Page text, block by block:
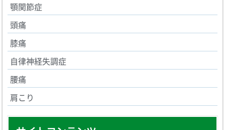
顎関節症
頭痛
膝痛
自律神経失調症
腰痛
肩こり